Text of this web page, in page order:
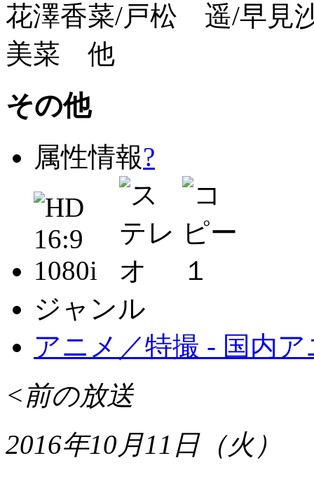
花澤香菜/戸松 遥/早見
美菜 他
その他
属性情報?
ジャンル
アニメ／特撮 - 国内ア
<前の放送
2016年10月11日（火）